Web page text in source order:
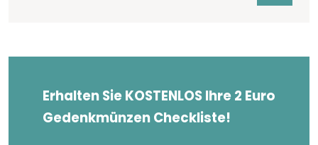
Erhalten Sie KOSTENLOS Ihre 2 Euro
Gedenkmünzen Checkliste!